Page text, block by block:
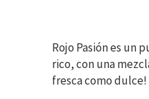
Rojo Pasión es un
rico, con una
fresca como dulce!